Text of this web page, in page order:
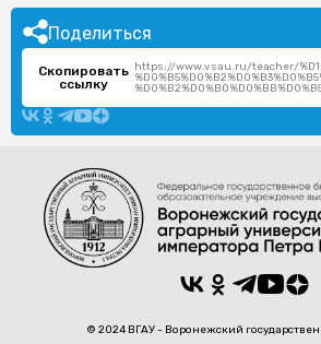
Поделиться
Скопировать
ссылку
https://www.vsau.ru/teacher/
© 2024 ВГАУ - Воронежский